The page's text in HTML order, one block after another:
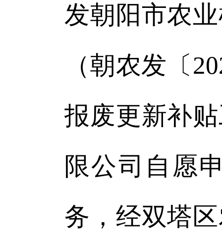
发朝阳市农
（朝农发〔
报废更新补
限公司自愿
务，经双塔